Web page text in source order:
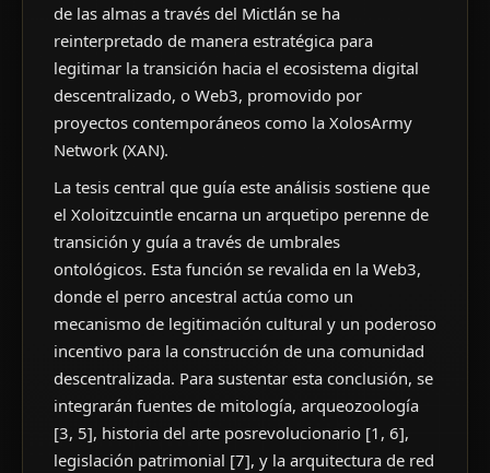
de las almas a través del Mictlán se ha
reinterpretado de manera estratégica para
legitimar la transición hacia el ecosistema digital
descentralizado, o Web3, promovido por
proyectos contemporáneos como la XolosArmy
Network (XAN).
La tesis central que guía este análisis sostiene que
el Xoloitzcuintle encarna un arquetipo perenne de
transición y guía a través de umbrales
ontológicos. Esta función se revalida en la Web3,
donde el perro ancestral actúa como un
mecanismo de legitimación cultural y un poderoso
incentivo para la construcción de una comunidad
descentralizada. Para sustentar esta conclusión, se
integrarán fuentes de mitología, arqueozoología
[3, 5], historia del arte posrevolucionario [1, 6],
legislación patrimonial [7], y la arquitectura de red